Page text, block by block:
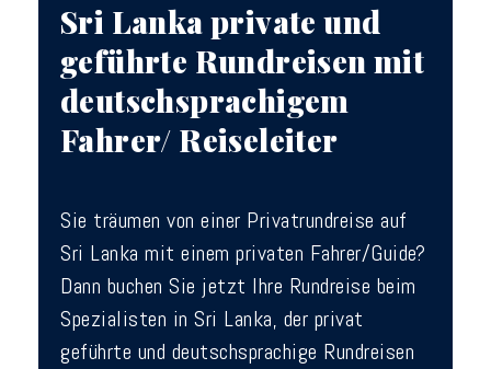
Sri Lanka private und
geführte Rundreisen mit
deutschsprachigem
Fahrer/ Reiseleiter
Sie träumen von einer Privatrundreise auf
Sri Lanka mit einem privaten Fahrer/Guide?
Dann buchen Sie jetzt Ihre Rundreise beim
Spezialisten in Sri Lanka, der privat
geführte und deutschsprachige Rundreisen